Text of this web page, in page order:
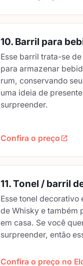
10. Barril para
Esse barril trata-se
para armazenar
rum, conservando
uma ideia de
surpreender.
Confira o preço
11. Tonel / barril
Esse tonel decorativo
de Whisky e também
em casa. Se você
surpreender, então
Confira o preço no